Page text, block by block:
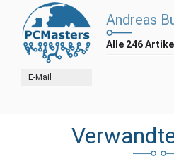
E-Mail
Andreas
Alle 246